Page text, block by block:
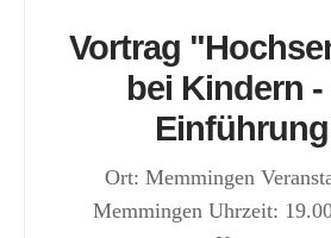
Vortrag
bei Kindern -
Ort: Memmingen
Memmingen Uhrzeit: